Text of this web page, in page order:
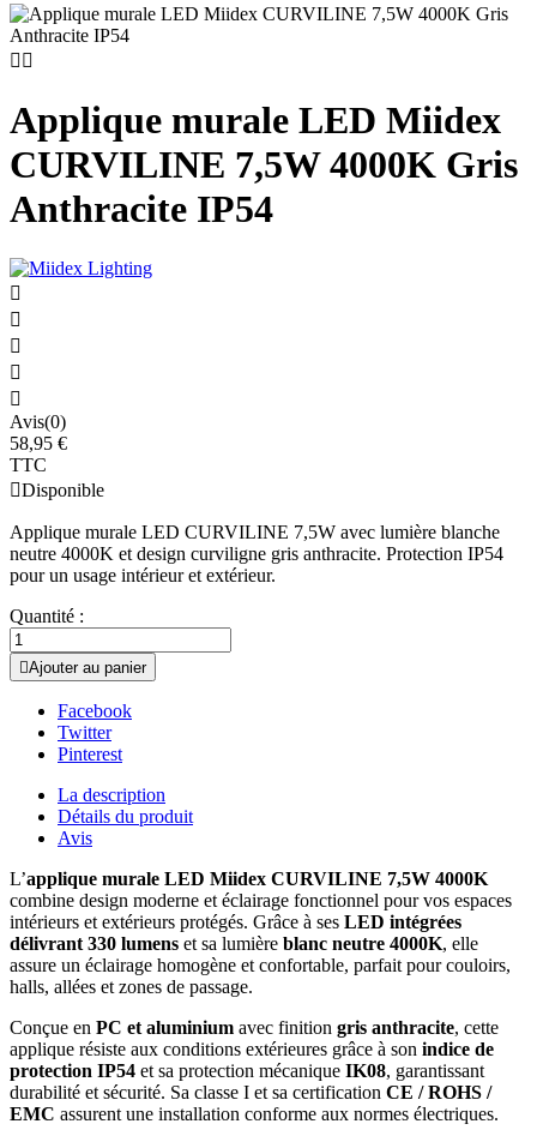
 
Applique murale LED Miidex
CURVILINE 7,5W 4000K Gris
Anthracite IP54





Avis(0)
58,95 €
TTC
Disponible
Applique murale LED CURVILINE 7,5W avec lumière blanche
neutre 4000K et design curviligne gris anthracite. Protection IP54
pour un usage intérieur et extérieur.
Quantité :
Ajouter au panier
Facebook
Twitter
Pinterest
La description
Détails du produit
Avis
L’applique murale LED Miidex CURVILINE 7,5W 4000K
combine design moderne et éclairage fonctionnel pour vos espaces
intérieurs et extérieurs protégés. Grâce à ses LED intégrées
délivrant 330 lumens et sa lumière blanc neutre 4000K, elle
assure un éclairage homogène et confortable, parfait pour couloirs,
halls, allées et zones de passage.
Conçue en PC et aluminium avec finition gris anthracite, cette
applique résiste aux conditions extérieures grâce à son indice de
protection IP54 et sa protection mécanique IK08, garantissant
durabilité et sécurité. Sa classe I et sa certification CE / ROHS /
EMC assurent une installation conforme aux normes électriques.